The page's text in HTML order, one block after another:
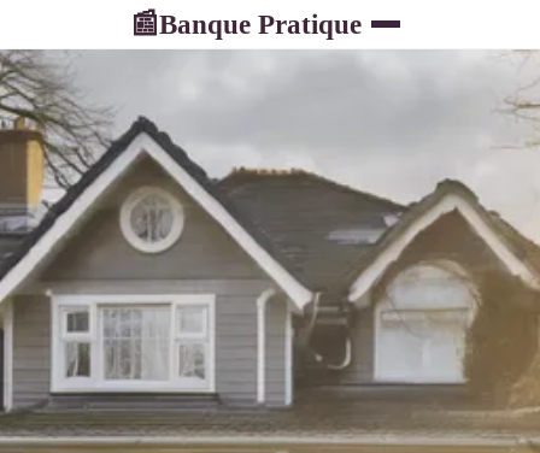
📰Banque Pratique